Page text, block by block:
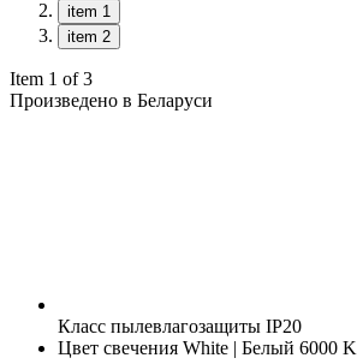
item 1
item 2
Item 1 of 3
Произведено в Беларуси
Класс пылевлагозащиты IP20
Цвет свечения White | Белый 6000 K